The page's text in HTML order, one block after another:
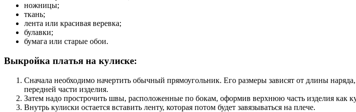
ножницы;
ткань;
лента или красивая веревка;
булавки;
бумага или старые обои.
Выкройка платья на кулиске:
Сначала необходимо начертить обычный прямоугольник. Его размеры зависят от длины
передней части изделия.
Затем надо прострочить швы, расположенные по бокам, оформив верхнюю часть изделия как
Внутрь кулиски остается вставить ленту, которая потом будет завязываться на плече.